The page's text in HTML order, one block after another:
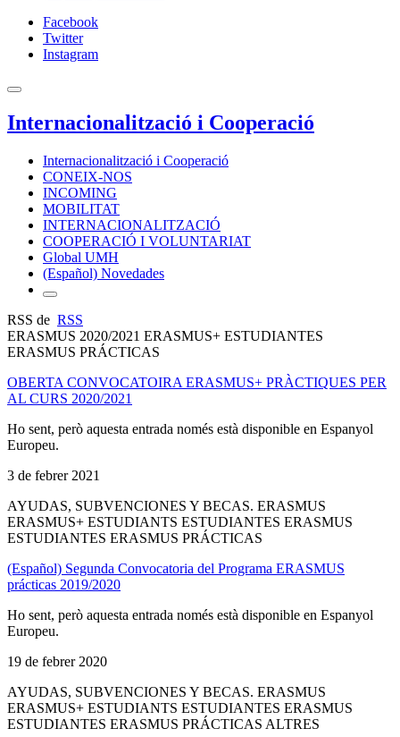
Facebook
Twitter
Instagram
Internacionalització i Cooperació
Internacionalització i Cooperació
CONEIX-NOS
INCOMING
MOBILITAT
INTERNACIONALITZACIÓ
COOPERACIÓ I VOLUNTARIAT
Global UMH
(Español) Novedades
RSS de RSS
ERASMUS 2020/2021 ERASMUS+ ESTUDIANTES
ERASMUS PRÁCTICAS
OBERTA CONVOCATOIRA ERASMUS+ PRÀCTIQUES PER
AL CURS 2020/2021
Ho sent, però aquesta entrada només està disponible en Espanyol
Europeu.
3 de febrer 2021
AYUDAS, SUBVENCIONES Y BECAS. ERASMUS
ERASMUS+ ESTUDIANTS ESTUDIANTES ERASMUS
ESTUDIANTES ERASMUS PRÁCTICAS
(Español) Segunda Convocatoria del Programa ERASMUS
prácticas 2019/2020
Ho sent, però aquesta entrada només està disponible en Espanyol
Europeu.
19 de febrer 2020
AYUDAS, SUBVENCIONES Y BECAS. ERASMUS
ERASMUS+ ESTUDIANTS ESTUDIANTES ERASMUS
ESTUDIANTES ERASMUS PRÁCTICAS ALTRES